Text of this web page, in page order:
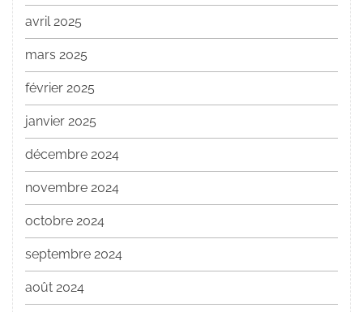
avril 2025
mars 2025
février 2025
janvier 2025
décembre 2024
novembre 2024
octobre 2024
septembre 2024
août 2024